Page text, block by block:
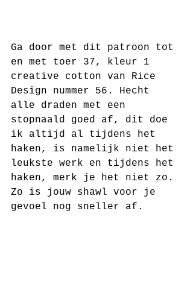
Ga door met dit patroon tot
en met toer 37, kleur 1
creative cotton van Rice
Design nummer 56. Hecht
alle draden met een
stopnaald goed af, dit doe
ik altijd al tijdens het
haken, is namelijk niet het
leukste werk en tijdens het
haken, merk je het niet zo.
Zo is jouw shawl voor je
gevoel nog sneller af.